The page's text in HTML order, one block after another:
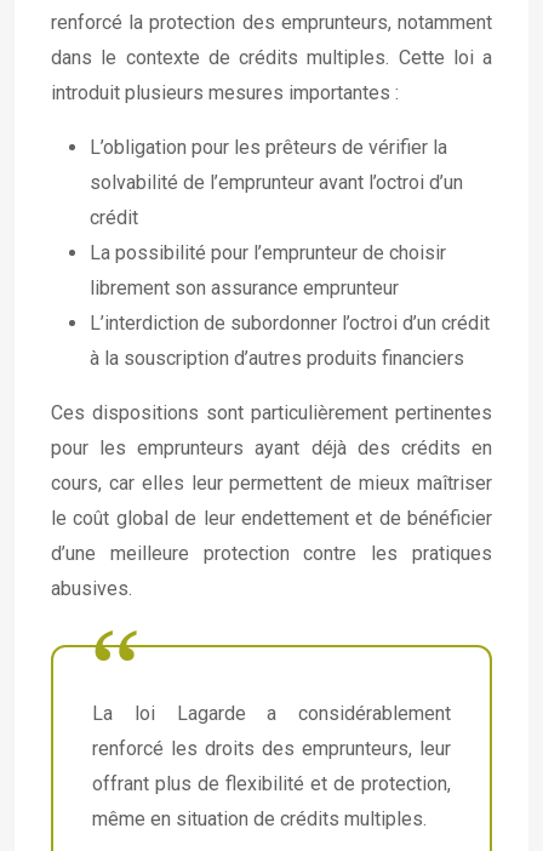
renforcé la protection des emprunteurs, notamment
dans le contexte de crédits multiples. Cette loi a
introduit plusieurs mesures importantes :
L’obligation pour les prêteurs de vérifier la
solvabilité de l’emprunteur avant l’octroi d’un
crédit
La possibilité pour l’emprunteur de choisir
librement son assurance emprunteur
L’interdiction de subordonner l’octroi d’un crédit
à la souscription d’autres produits financiers
Ces dispositions sont particulièrement pertinentes
pour les emprunteurs ayant déjà des crédits en
cours, car elles leur permettent de mieux maîtriser
le coût global de leur endettement et de bénéficier
d’une meilleure protection contre les pratiques
abusives.
La loi Lagarde a considérablement
renforcé les droits des emprunteurs, leur
offrant plus de flexibilité et de protection,
même en situation de crédits multiples.